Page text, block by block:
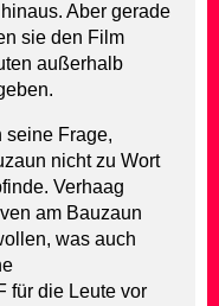
Aber gerade
sie den Film
außerhalb
seine Frage,
nicht zu Wort
Verhaag
am Bauzaun
was auch
für die Leute vor